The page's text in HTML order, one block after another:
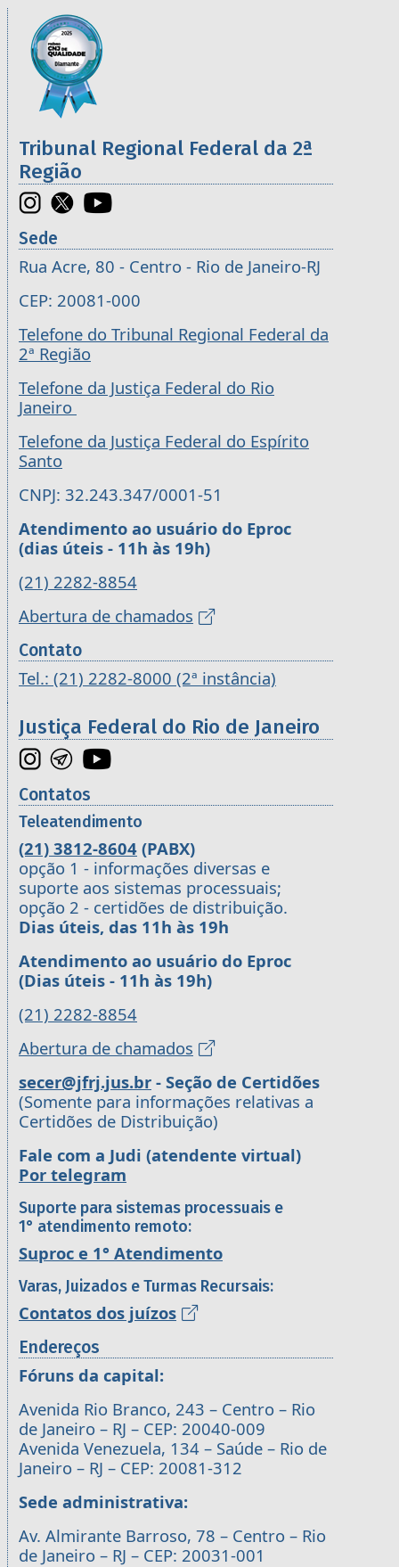
Informações úteis sobre os órgãos da 2ª
Imagem
Tribunal Regional Federal da 2ª
Região
Sede
Rua Acre, 80 - Centro - Rio de Janeiro-RJ
CEP: 20081-000
Telefone do Tribunal Regional Federal da
2ª Região
Telefone da Justiça Federal do Rio
Janeiro
Telefone da Justiça Federal do Espírito
Santo
CNPJ: 32.243.347/0001-51
Atendimento ao usuário do Eproc
(dias úteis - 11h às 19h)
(21) 2282-8854
Abertura de chamados
Contato
Tel.: (21) 2282-8000 (2ª instância)
Justiça Federal do Rio de Janeiro
Contatos
Teleatendimento
(21) 3812-8604 (PABX)
opção 1 - informações diversas e
suporte aos sistemas processuais;
opção 2 - certidões de distribuição.
Dias úteis, das 11h às 19h
Atendimento ao usuário do Eproc
(Dias úteis - 11h às 19h)
(21) 2282-8854
Abertura de chamados
secer@jfrj.jus.br - Seção de Certidões
(Somente para informações relativas a
Certidões de Distribuição)
Fale com a Judi (atendente virtual)
Por telegram
Suporte para sistemas processuais e
1° atendimento remoto:
Suproc e 1° Atendimento
Varas, Juizados e Turmas Recursais:
Contatos dos juízos
Endereços
Fóruns da capital:
Avenida Rio Branco, 243 – Centro – Rio
de Janeiro – RJ – CEP: 20040-009
Avenida Venezuela, 134 – Saúde – Rio de
Janeiro – RJ – CEP: 20081-312
Sede administrativa:
Av. Almirante Barroso, 78 – Centro – Rio
de Janeiro – RJ – CEP: 20031-001